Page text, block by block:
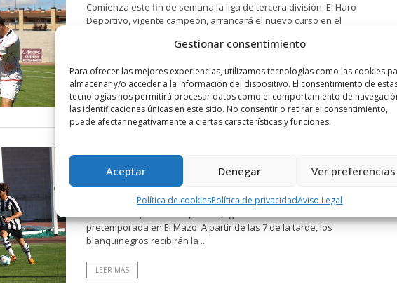
Gestionar consentimiento
Para ofrecer las mejores experiencias, utilizamos tecnologías como las cookies
almacenar y/o acceder a la información del dispositivo. El consentimiento de
tecnologías nos permitirá procesar datos como el comportamiento de
las identificaciones únicas en este sitio. No consentir o retirar el consentimiento,
puede afectar negativamente a ciertas características y funciones.
Aceptar Denegar Ver preferencias
Política de cookiesPolítica de privacidadAviso Legal
Comienza este fin de semana la liga de tercera división. El Haro
Deportivo, vigente campeón, arrancará el nuevo curso en el
El Trofeo Luis de la Fuente, nueva cita de
la pretemporada
pretemporada en El Mazo. A partir de las 7 de la tarde, los
blanquinegros recibirán la ...
LEER MÁS